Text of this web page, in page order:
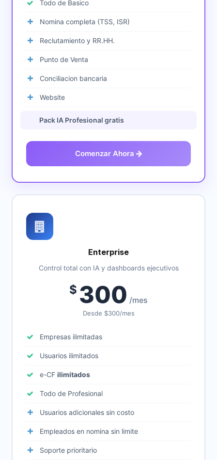
Todo de Basico
Nomina completa (TSS, ISR)
Reclutamiento y RR.HH.
Punto de Venta
Conciliacion bancaria
Website
Pack IA Profesional gratis
Comenzar Ahora
Enterprise
Control total con IA y dashboards ejecutivos
$ 300 /mes
Desde $300/mes
Empresas ilimitadas
Usuarios ilimitados
e-CF ilimitados
Todo de Profesional
Usuarios adicionales sin costo
Empleados en nomina sin limite
Soporte prioritario